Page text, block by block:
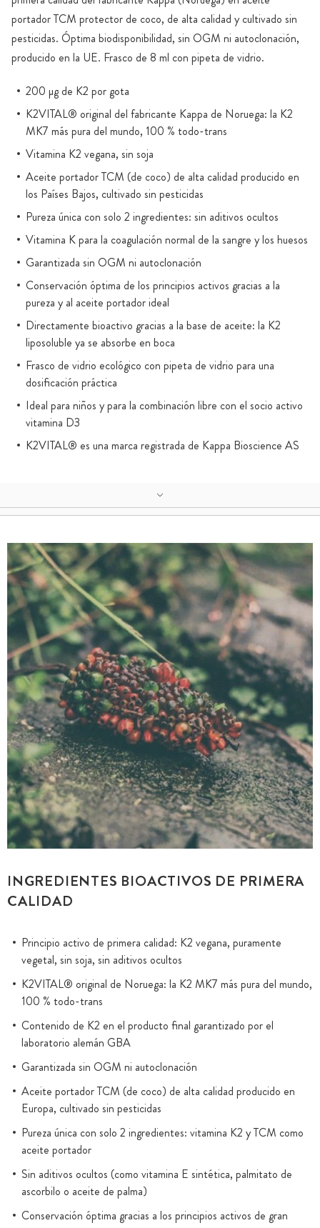
portador TCM protector de coco, de alta calidad y cultivado sin
pesticidas. Óptima biodisponibilidad, sin OGM ni autoclonación,
producido en la UE. Frasco de 8 ml con pipeta de vidrio.
200 µg de K2 por gota
K2VITAL® original del fabricante Kappa de Noruega: la K2
MK7 más pura del mundo, 100 % todo-trans
Vitamina K2 vegana, sin soja
Aceite portador TCM (de coco) de alta calidad producido en
los Países Bajos, cultivado sin pesticidas
Pureza única con solo 2 ingredientes: sin aditivos ocultos
Vitamina K para la coagulación normal de la sangre y los huesos
Garantizada sin OGM ni autoclonación
Conservación óptima de los principios activos gracias a la
pureza y al aceite portador ideal
Directamente bioactivo gracias a la base de aceite: la K2
liposoluble ya se absorbe en boca
Frasco de vidrio ecológico con pipeta de vidrio para una
dosificación práctica
Ideal para niños y para la combinación libre con el socio activo
vitamina D3
K2VITAL® es una marca registrada de Kappa Bioscience AS
INGREDIENTES BIOACTIVOS DE PRIMERA
CALIDAD
Principio activo de primera calidad: K2 vegana, puramente
vegetal, sin soja, sin aditivos ocultos
K2VITAL® original de Noruega: la K2 MK7 más pura del mundo,
100 % todo-trans
Contenido de K2 en el producto final garantizado por el
laboratorio alemán GBA
Garantizada sin OGM ni autoclonación
Aceite portador TCM (de coco) de alta calidad producido en
Europa, cultivado sin pesticidas
Pureza única con solo 2 ingredientes: vitamina K2 y TCM como
aceite portador
Sin aditivos ocultos (como vitamina E sintética, palmitato de
ascorbilo o aceite de palma)
Conservación óptima gracias a los principios activos de gran